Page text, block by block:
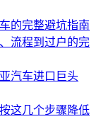
的完整避坑指南
流程到过户的完
汽车进口巨头
这几个步骤降低